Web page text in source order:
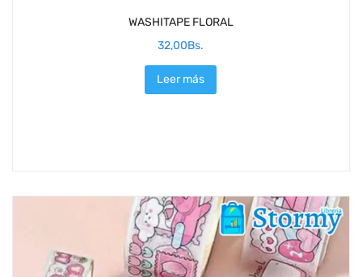
WASHITAPE FLORAL
32,00Bs.
Leer más